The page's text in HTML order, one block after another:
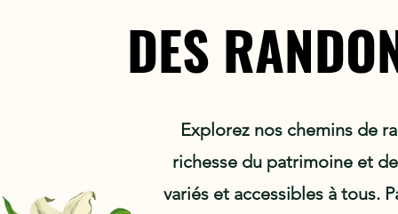
DES
Explorez nos chemins de
richesse du patrimoine et
variés et accessibles à tous.